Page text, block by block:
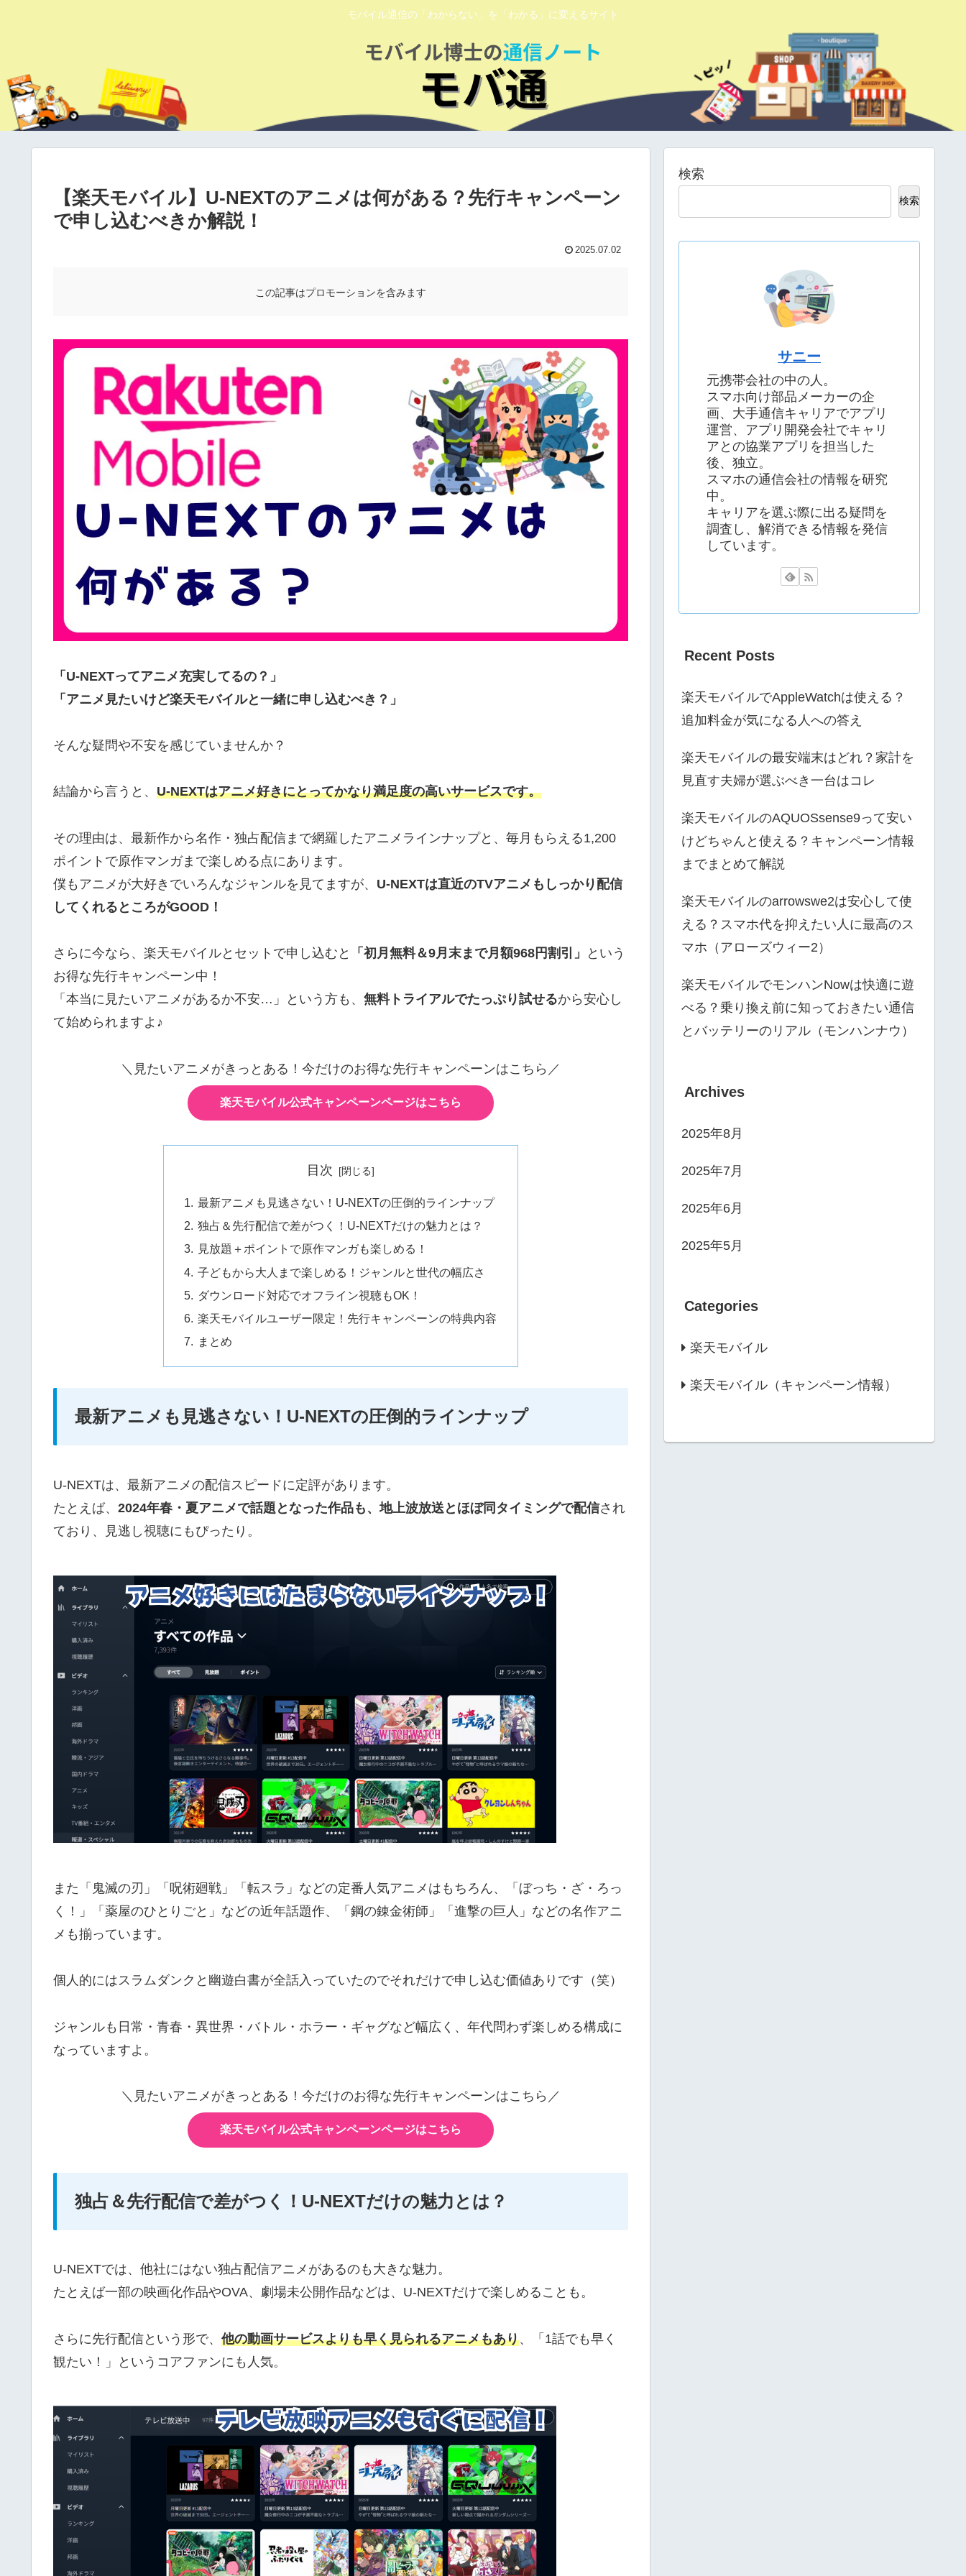
モバイル通信の「わからない」を「わかる」に変えるサイト
【楽天モバイル】U-NEXTのアニメは何がある？先行キャンペーン
で申し込むべきか解説！
2025.07.02
この記事はプロモーションを含みます
「U-NEXTってアニメ充実してるの？」
「アニメ見たいけど楽天モバイルと一緒に申し込むべき？」
そんな疑問や不安を感じていませんか？
結論から言うと、 U-NEXTはアニメ好きにとってかなり満足度の高いサービスです。
その理由は、最新作から名作・独占配信まで網羅したアニメラインナップと、毎月もらえる1,200
ポイントで原作マンガまで楽しめる点にあります。
僕もアニメが大好きでいろんなジャンルを見てますが、 U-NEXTは直近のTVアニメもしっかり配信
してくれるところがGOOD！
さらに今なら、楽天モバイルとセットで申し込むと 「初月無料＆9月末まで月額968円割引」
という
お得な先行キャンペーン中！
「本当に見たいアニメがあるか不安…」という方も、 無料トライアルでたっぷり試せるから安心し
て始められますよ♪
＼見たいアニメがきっとある！今だけのお得な先行キャンペーンはこちら／
楽天モバイル公式キャンペーンページはこちら
目次
最新アニメも見逃さない！U-NEXTの圧倒的ラインナップ
独占＆先行配信で差がつく！U-NEXTだけの魅力とは？
見放題＋ポイントで原作マンガも楽しめる！
子どもから大人まで楽しめる！ジャンルと世代の幅広さ
ダウンロード対応でオフライン視聴もOK！
楽天モバイルユーザー限定！先行キャンペーンの特典内容
まとめ
最新アニメも見逃さない！U-NEXTの圧倒的ラインナップ
U-NEXTは、最新アニメの配信スピードに定評があります。
たとえば、 2024年春・夏アニメで話題となった作品も、地上波放送とほぼ同タイミングで配信され
ており、見逃し視聴にもぴったり。
また「鬼滅の刃」「呪術廻戦」「転スラ」などの定番人気アニメはもちろん、「ぼっち・ざ・ろっ
く！」「薬屋のひとりごと」などの近年話題作、「鋼の錬金術師」「進撃の巨人」などの名作アニ
メも揃っています。
個人的にはスラムダンクと幽遊白書が全話入っていたのでそれだけで申し込む価値ありです（笑）
ジャンルも日常・青春・異世界・バトル・ホラー・ギャグなど幅広く、年代問わず楽しめる構成に
なっていますよ。
＼見たいアニメがきっとある！今だけのお得な先行キャンペーンはこちら／
楽天モバイル公式キャンペーンページはこちら
独占＆先行配信で差がつく！U-NEXTだけの魅力とは？
U-NEXTでは、他社にはない独占配信アニメがあるのも大きな魅力。
たとえば一部の映画化作品やOVA、劇場未公開作品などは、U-NEXTだけで楽しめることも。
さらに先行配信という形で、 他の動画サービスよりも早く見られるアニメもあり、「1話でも早く
観たい！」というコアファンにも人気。
検索
検索
サニー
元携帯会社の中の人。
スマホ向け部品メーカーの企
画、大手通信キャリアでアプリ
運営、アプリ開発会社でキャリ
アとの協業アプリを担当した
後、独立。
スマホの通信会社の情報を研究
中。
キャリアを選ぶ際に出る疑問を
調査し、解消できる情報を発信
しています。
Recent Posts
楽天モバイルでAppleWatchは使える？
追加料金が気になる人への答え
楽天モバイルの最安端末はどれ？家計を
見直す夫婦が選ぶべき一台はコレ
楽天モバイルのAQUOSsense9って安い
けどちゃんと使える？キャンペーン情報
までまとめて解説
楽天モバイルのarrowswe2は安心して使
える？スマホ代を抑えたい人に最高のス
マホ（アローズウィー2）
楽天モバイルでモンハンNowは快適に遊
べる？乗り換え前に知っておきたい通信
とバッテリーのリアル（モンハンナウ）
Archives
2025年8月
2025年7月
2025年6月
2025年5月
Categories
楽天モバイル
楽天モバイル（キャンペーン情報）